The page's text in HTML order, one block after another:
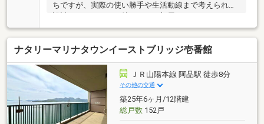
ちですが、実際の使い勝手や生活動線まで考えられた
チンや設備面が充実しています。☆フルリフォーム済
（2026年3月）で新築感覚☆アイランドキッチン採用
で開放感◎☆浴室乾燥・追焚など設備充実☆岩国駅徒
歩8分の好立地☆納戸付きで収納＋αの使い方が可能
☆7階部分で眺望・通風良好【返済例】借入額2300万
円 35年元利均等返済 年利0.90%の場合(1)月々：
63859円 ボーナスなし(2)月々：47219円 ボーナス
99999円
ナタリーマリナタウンイーストブリッジ壱番館
ＪＲ山陽本線 阿品駅 徒歩8分
その他の交通
築25年6ヶ月/12階建
総戸数152戸